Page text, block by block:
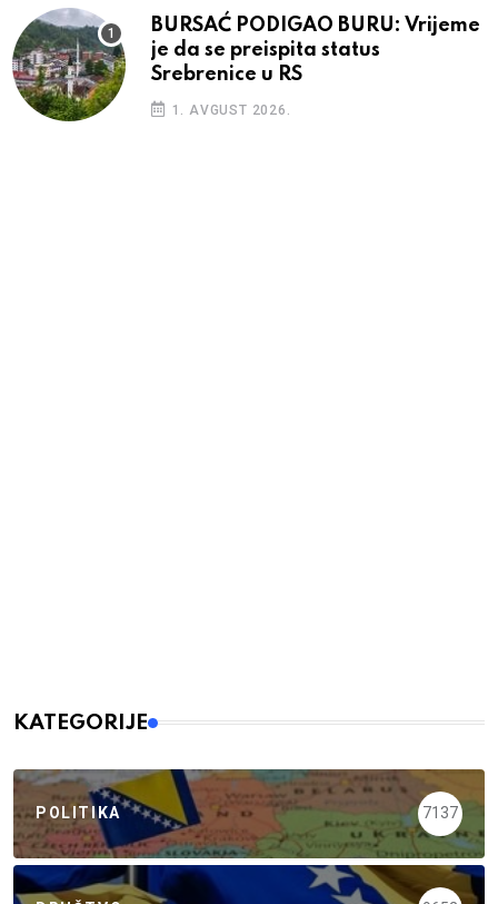
BURSAĆ PODIGAO BURU: Vrijeme
je da se preispita status
Srebrenice u RS
1. AVGUST 2026.
KATEGORIJE
POLITIKA 7137